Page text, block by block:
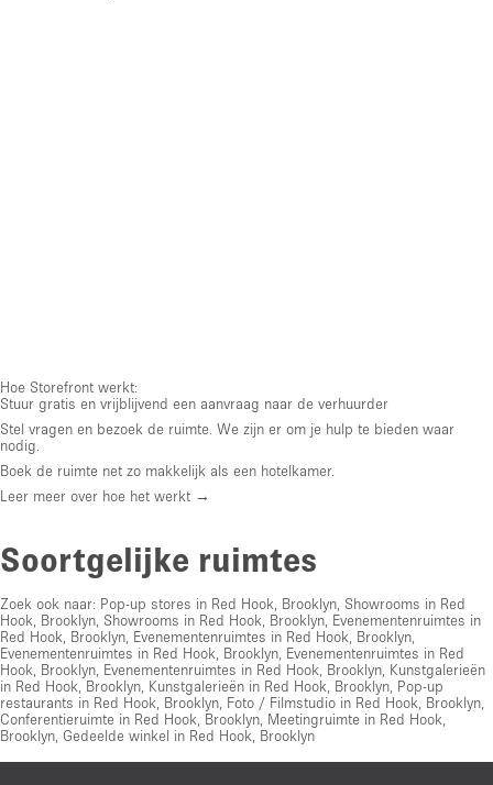
Hoe Storefront werkt:
Stuur gratis en vrijblijvend een aanvraag naar de verhuurder
Stel vragen en bezoek de ruimte. We zijn er om je hulp te bieden waar
nodig.
Boek de ruimte net zo makkelijk als een hotelkamer.
Leer meer over hoe het werkt →
Soortgelijke ruimtes
Zoek ook naar: Pop-up stores in Red Hook, Brooklyn Showrooms in Red
Hook, Brooklyn Showrooms in Red Hook, Brooklyn Evenementenruimtes in
Red Hook, Brooklyn Evenementenruimtes in Red Hook, Brooklyn
Evenementenruimtes in Red Hook, Brooklyn Evenementenruimtes in Red
Hook, Brooklyn Evenementenruimtes in Red Hook, Brooklyn Kunstgalerieën
in Red Hook, Brooklyn Kunstgalerieën in Red Hook, Brooklyn Pop-up
restaurants in Red Hook, Brooklyn Foto / Filmstudio in Red Hook, Brooklyn
Conferentieruimte in Red Hook, Brooklyn Meetingruimte in Red Hook,
Brooklyn Gedeelde winkel in Red Hook, Brooklyn